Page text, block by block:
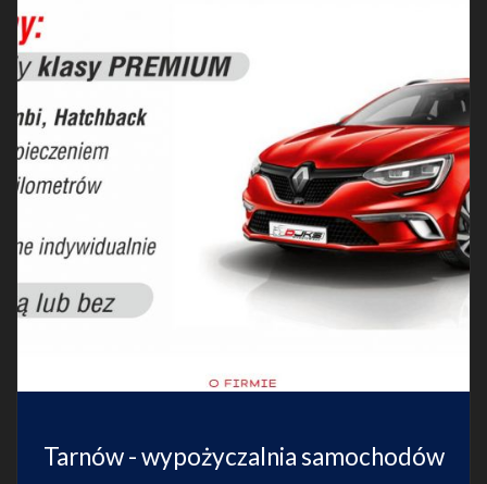
Tarnów - wypożyczalnia samochodów